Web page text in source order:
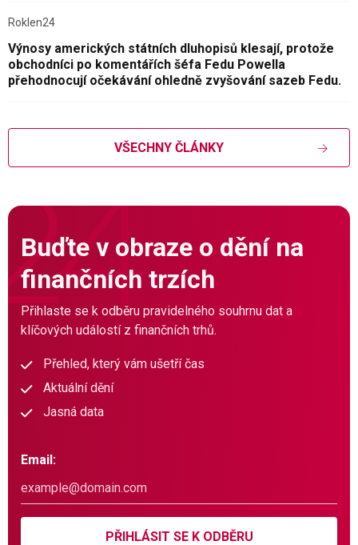
Roklen24
Výnosy amerických státních dluhopisů klesají, protože
obchodníci po komentářích šéfa Fedu Powella
přehodnocují očekávání ohledně zvyšování sazeb Fedu.
VŠECHNY ČLÁNKY
Buďte v obraze o dění na
finančních trzích
Přihlaste se k odběru pravidelného souhrnu dat a
klíčových událostí z finančních trhů.
Přehled, který vám ušetří čas
Aktuální dění
Jasná data
Email:
PŘIHLÁSIT SE K ODBĚRU